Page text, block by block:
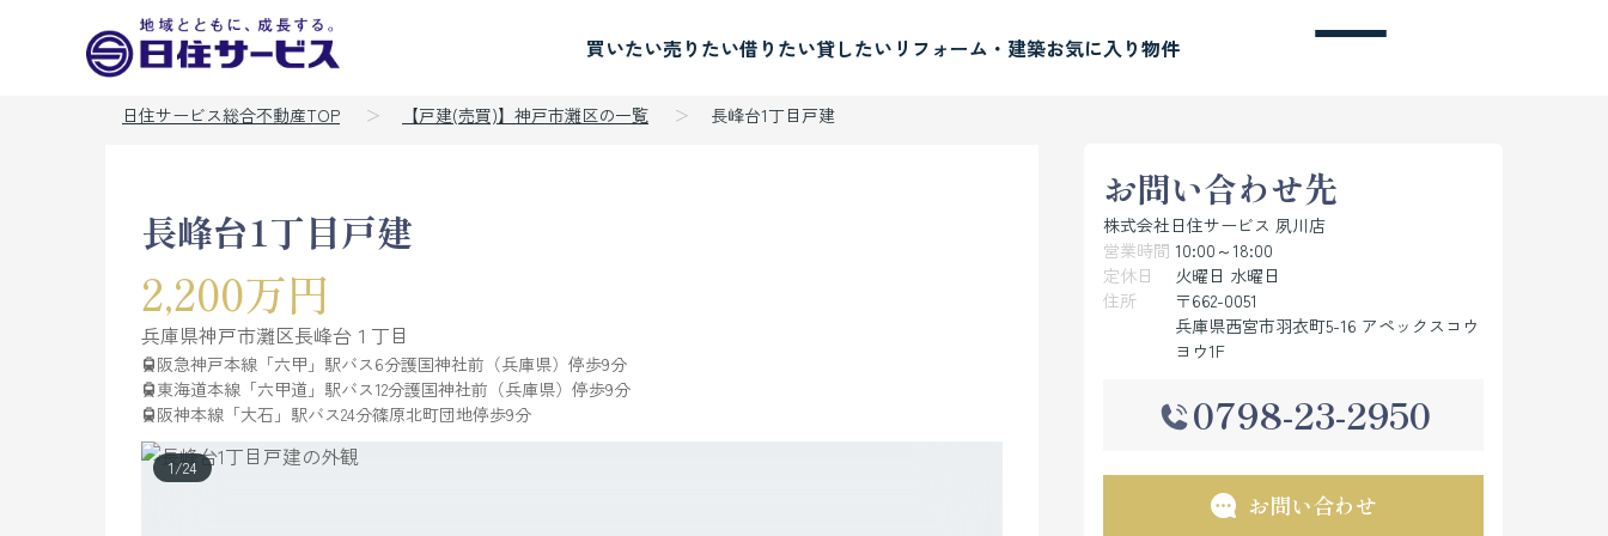
買いたい売りたい借りたい貸したい リフォーム・建築お気に入り物件
日住サービス総合不動産TOP 【戸建(売買)】神戸市灘区の一覧 長峰台1丁目戸建
長峰台1丁目戸建
2,200万円
兵庫県神戸市灘区長峰台 １丁目
阪急神戸本線「六甲」駅バス6分護国神社前（兵庫県）停歩9分
東海道本線「六甲道」駅バス12分護国神社前（兵庫県）停歩9分
阪神本線「大石」駅バス24分篠原北町団地停歩9分
1/24
お問い合わせ先
株式会社日住サービス 夙川店
営業時間 10:00～18:00
定休日
火曜日 水曜日
住所
〒662-0051
兵庫県西宮市羽衣町5-16 アペックスコウ
ヨウ1F
0798-23-2950
お問い合わせ